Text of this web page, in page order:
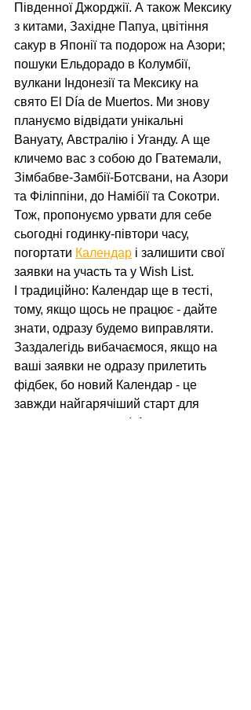
Південної Джорджії. А також Мексику
з китами, Західне Папуа, цвітіння
сакур в Японії та подорож на Азори;
пошуки Ельдорадо в Колумбії,
вулкани Індонезії та Мексику на
свято El Día de Muertos. Ми знову
плануємо відвідати унікальні
Вануату, Австралію і Уганду. А ще
кличемо вас з собою до Гватемали,
Зімбабве-Замбії-Ботсвани, на Азори
та Філіппіни, до Намібії та Сокотри.
Тож, пропонуємо урвати для себе
сьогодні годинку-півтори часу,
погортати Календар і залишити свої
заявки на участь та у Wish List.
І традиційно: Календар ще в тесті,
тому, якщо щось не працює - дайте
знати, одразу будемо виправляти.
Заздалегідь вибачаємося, якщо на
ваші заявки не одразу прилетить
фідбек, бо новий Календар - це
завжди найгарячіший старт для
контактного центру:) Але ми